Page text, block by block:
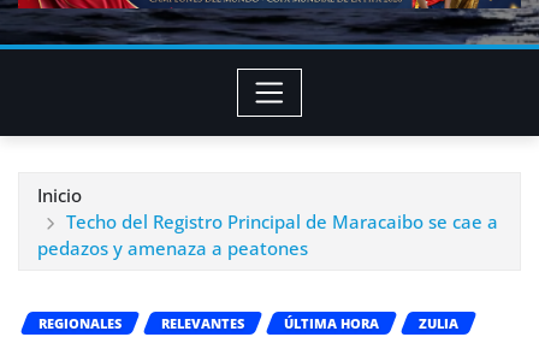
Inicio
Techo del Registro Principal de Maracaibo se cae a
pedazos y amenaza a peatones
REGIONALES RELEVANTES ÚLTIMA HORA ZULIA